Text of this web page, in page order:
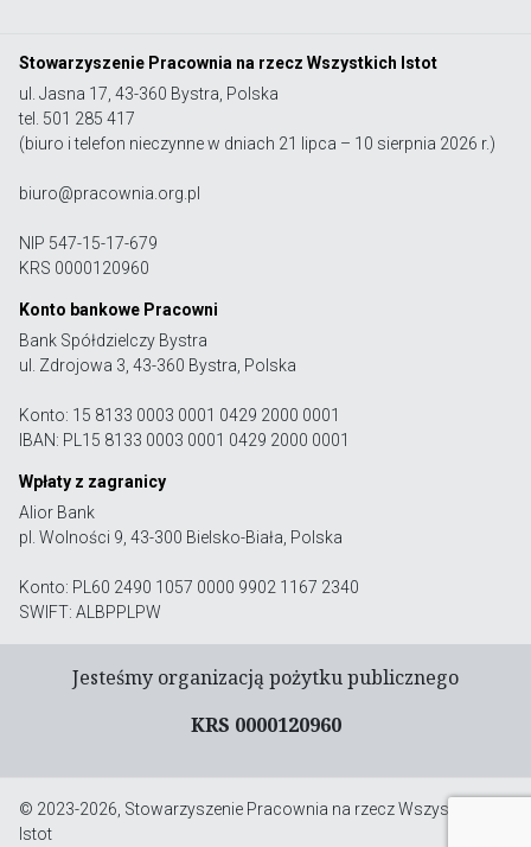
Stowarzyszenie Pracownia na rzecz Wszystkich Istot
ul. Jasna 17, 43-360 Bystra, Polska
tel. 501 285 417
(biuro i telefon nieczynne w dniach 21 lipca – 10 sierpnia 2026 r.)
biuro@pracownia.org.pl
NIP 547-15-17-679
KRS 0000120960
Konto bankowe Pracowni
Bank Spółdzielczy Bystra
ul. Zdrojowa 3, 43-360 Bystra, Polska
Konto: 15 8133 0003 0001 0429 2000 0001
IBAN: PL15 8133 0003 0001 0429 2000 0001
Wpłaty z zagranicy
Alior Bank
pl. Wolności 9, 43-300 Bielsko-Biała, Polska
Konto: PL60 2490 1057 0000 9902 1167 2340
SWIFT: ALBPPLPW
Jesteśmy organizacją pożytku publicznego
KRS 0000120960
© 2023-2026, Stowarzyszenie Pracownia na rzecz Wszystkich
Istot